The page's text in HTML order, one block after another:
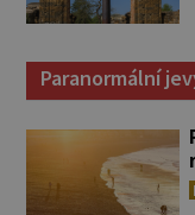
Paranormální